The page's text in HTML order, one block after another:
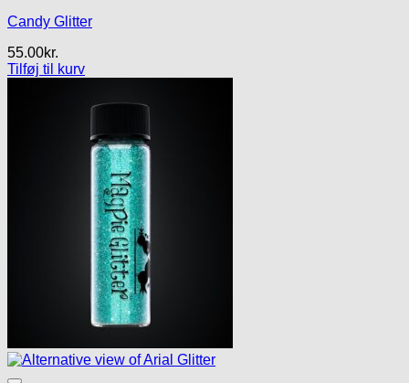
Candy Glitter
55.00kr.
Tilføj til kurv